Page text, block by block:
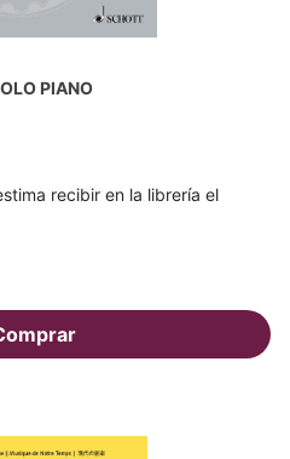
PIANO
recibir en la librería el